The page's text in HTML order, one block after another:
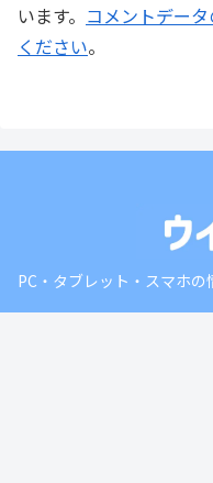
います。 コメントデー
ください。
PC・タブレット・スマホ